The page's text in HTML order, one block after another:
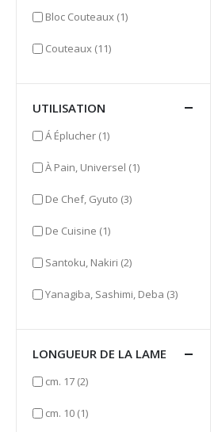
Bloc Couteaux (1)item
Couteaux (11)items
UTILISATION
Á Éplucher (1)item
À Pain, Universel (1)item
De Chef, Gyuto (3)items
De Cuisine (1)item
Santoku, Nakiri (2)items
Yanagiba, Sashimi, Deba (3)items
LONGUEUR DE LA LAME
cm. 17 (2)items
cm. 10 (1)item